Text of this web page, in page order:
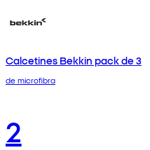
Calcetines Bekkin pack de 3
de microfibra
2